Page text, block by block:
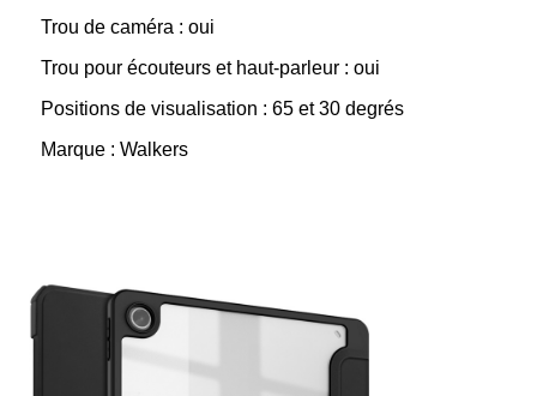
Trou de caméra : oui
Trou pour écouteurs et haut-parleur : oui
Positions de visualisation : 65 et 30 degrés
Marque : Walkers